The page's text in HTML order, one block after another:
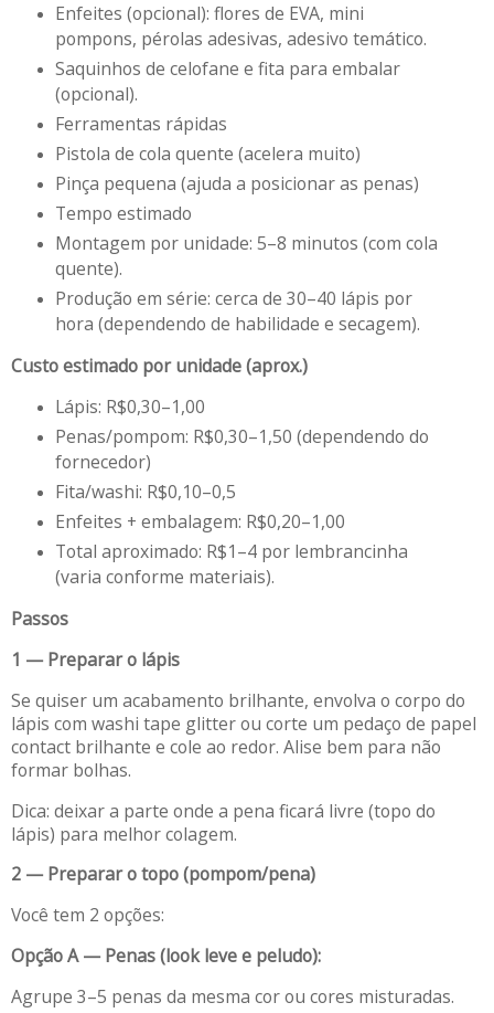
Enfeites (opcional): flores de EVA, mini
pompons, pérolas adesivas, adesivo temático.
Saquinhos de celofane e fita para embalar
(opcional).
Ferramentas rápidas
Pistola de cola quente (acelera muito)
Pinça pequena (ajuda a posicionar as penas)
Tempo estimado
Montagem por unidade: 5–8 minutos (com cola
quente).
Produção em série: cerca de 30–40 lápis por
hora (dependendo de habilidade e secagem).
Custo estimado por unidade (aprox.)
Lápis: R$0,30–1,00
Penas/pompom: R$0,30–1,50 (dependendo do
fornecedor)
Fita/washi: R$0,10–0,5
Enfeites + embalagem: R$0,20–1,00
Total aproximado: R$1–4 por lembrancinha
(varia conforme materiais).
Passos
1 — Preparar o lápis
Se quiser um acabamento brilhante, envolva o corpo do
lápis com washi tape glitter ou corte um pedaço de papel
contact brilhante e cole ao redor. Alise bem para não
formar bolhas.
Dica: deixar a parte onde a pena ficará livre (topo do
lápis) para melhor colagem.
2 — Preparar o topo (pompom/pena)
Você tem 2 opções:
Opção A — Penas (look leve e peludo):
Agrupe 3–5 penas da mesma cor ou cores misturadas.